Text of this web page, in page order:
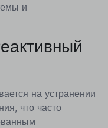
и
на устранении
что часто